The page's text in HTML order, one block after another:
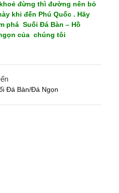
đừng thì đường nên bỏ
khi đến Phú Quốc . Hãy
phá Suối Đá Bàn – Hồ
của chúng tôi
Đá Bàn/Đá Ngọn